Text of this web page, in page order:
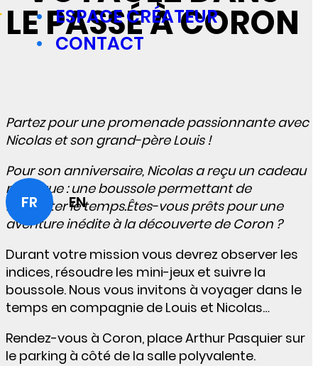
ESPACE CRÉATEUR
CONTACT
FR EN
LE PASSÉ À CORON
Partez pour une promenade passionnante avec
Nicolaset son grand-père Louis!
Pour son anniversaire, Nicolasareçuun cadeau
magique:une boussolepermettantde
remonter le temps.Êtes-vous prêts pour une
aventure inédite à ladécouvertede Coron ?
Durant votre mission vous devrez observer les
indices, résoudre les mini-jeux et suivre la
boussole. Nous vous invitons à voyager dans le
temps en compagnie de Louis et Nicolas…
Rendez-vous à Coron, place Arthur Pasquier sur
le parking à côté de la salle polyvalente.